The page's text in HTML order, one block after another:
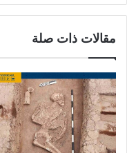
مقالات ذات صلة